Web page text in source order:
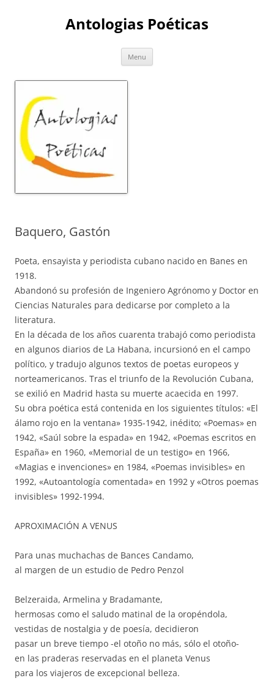
Antologias Poéticas
Menu
Baquero, Gastón
Poeta, ensayista y periodista cubano nacido en Banes en
1918.
Abandonó su profesión de Ingeniero Agrónomo y Doctor en
Ciencias Naturales para dedicarse por completo a la
literatura.
En la década de los años cuarenta trabajó como periodista
en algunos diarios de La Habana, incursionó en el campo
político, y tradujo algunos textos de poetas europeos y
norteamericanos. Tras el triunfo de la Revolución Cubana,
se exilió en Madrid hasta su muerte acaecida en 1997.
Su obra poética está contenida en los siguientes títulos: «El
álamo rojo en la ventana» 1935-1942, inédito; «Poemas» en
1942, «Saúl sobre la espada» en 1942, «Poemas escritos en
España» en 1960, «Memorial de un testigo» en 1966,
«Magias e invenciones» en 1984, «Poemas invisibles» en
1992, «Autoantología comentada» en 1992 y «Otros poemas
invisibles» 1992-1994.
APROXIMACIÓN A VENUS
Para unas muchachas de Bances Candamo,
al margen de un estudio de Pedro Penzol
Belzeraida, Armelina y Bradamante,
hermosas como el saludo matinal de la oropéndola,
vestidas de nostalgia y de poesía, decidieron
pasar un breve tiempo -el otoño no más, sólo el otoño-
en las praderas reservadas en el planeta Venus
para los viajeros de excepcional belleza.